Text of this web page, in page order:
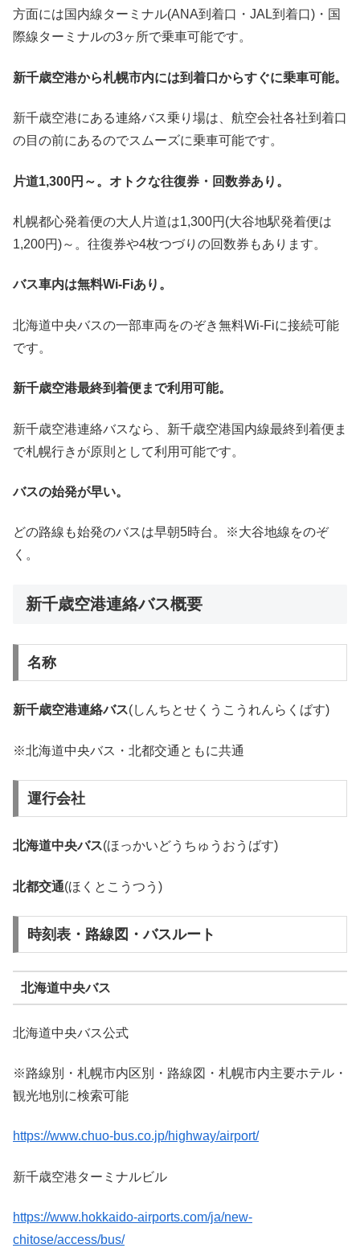
方面には国内線ターミナル(ANA到着口・JAL到着口)・国
際線ターミナルの3ヶ所で乗車可能です。
新千歳空港から札幌市内には到着口からすぐに乗車可能。
新千歳空港にある連絡バス乗り場は、航空会社各社到着口
の目の前にあるのでスムーズに乗車可能です。
片道1,300円～。オトクな往復券・回数券あり。
札幌都心発着便の大人片道は1,300円(大谷地駅発着便は
1,200円)～。往復券や4枚つづりの回数券もあります。
バス車内は無料Wi-Fiあり。
北海道中央バスの一部車両をのぞき無料Wi-Fiに接続可能
です。
新千歳空港最終到着便まで利用可能。
新千歳空港連絡バスなら、新千歳空港国内線最終到着便ま
で札幌行きが原則として利用可能です。
バスの始発が早い。
どの路線も始発のバスは早朝5時台。※大谷地線をのぞ
く。
新千歳空港連絡バス概要
名称
新千歳空港連絡バス(しんちとせくうこうれんらくばす)
※北海道中央バス・北都交通ともに共通
運行会社
北海道中央バス(ほっかいどうちゅうおうばす)
北都交通(ほくとこうつう)
時刻表・路線図・バスルート
北海道中央バス
北海道中央バス公式
※路線別・札幌市内区別・路線図・札幌市内主要ホテル・
観光地別に検索可能
https://www.chuo-bus.co.jp/highway/airport/
新千歳空港ターミナルビル
https://www.hokkaido-airports.com/ja/new-
chitose/access/bus/